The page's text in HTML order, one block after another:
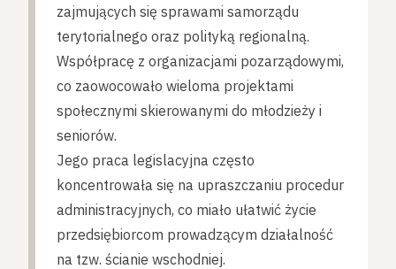
zajmujących się sprawami samorządu
terytorialnego oraz polityką regionalną.
Współpracę z organizacjami pozarządowymi,
co zaowocowało wieloma projektami
społecznymi skierowanymi do młodzieży i
seniorów.
Jego praca legislacyjna często
koncentrowała się na upraszczaniu procedur
administracyjnych, co miało ułatwić życie
przedsiębiorcom prowadzącym działalność
na tzw. ścianie wschodniej.